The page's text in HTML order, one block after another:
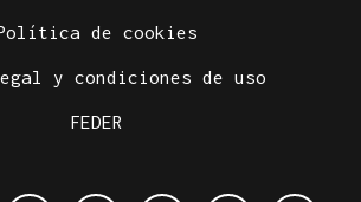
de cookies
y condiciones de uso
FEDER